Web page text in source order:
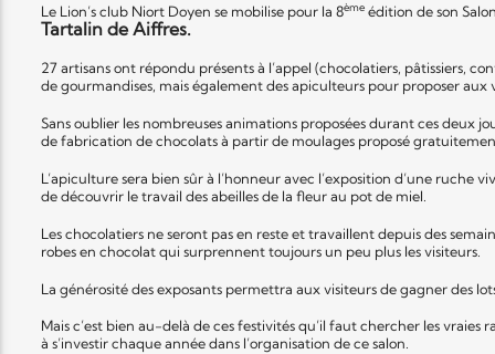
Le Lion’s club Niort Doyen se mobilise pour la 8ème édition de son
Tartalin de Aiffres.
27 artisans ont répondu présents à l’appel (chocolatiers, pâtissiers,
de gourmandises, mais également des apiculteurs pour proposer
Sans oublier les nombreuses animations proposées durant ces deux
de fabrication de chocolats à partir de moulages proposé
L’apiculture sera bien sûr à l’honneur avec l’exposition d’une
de découvrir le travail des abeilles de la fleur au pot de miel.
Les chocolatiers ne seront pas en reste et travaillent depuis des
robes en chocolat qui surprennent toujours un peu plus les visiteurs.
La générosité des exposants permettra aux visiteurs de gagner des
Mais c’est bien au-delà de ces festivités qu’il faut chercher les vraies
à s’investir chaque année dans l’organisation de ce salon.